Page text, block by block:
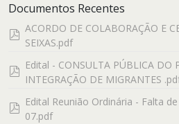
Documentos Recentes
pdf
ACORDO DE COLABORAÇÃO E
SEIXAS.pdf
pdf
Edital - CONSULTA PÚBLICA DO
INTEGRAÇÃO DE MIGRANTES
pdf
Edital Reunião Ordinária - Falta
07.pdf